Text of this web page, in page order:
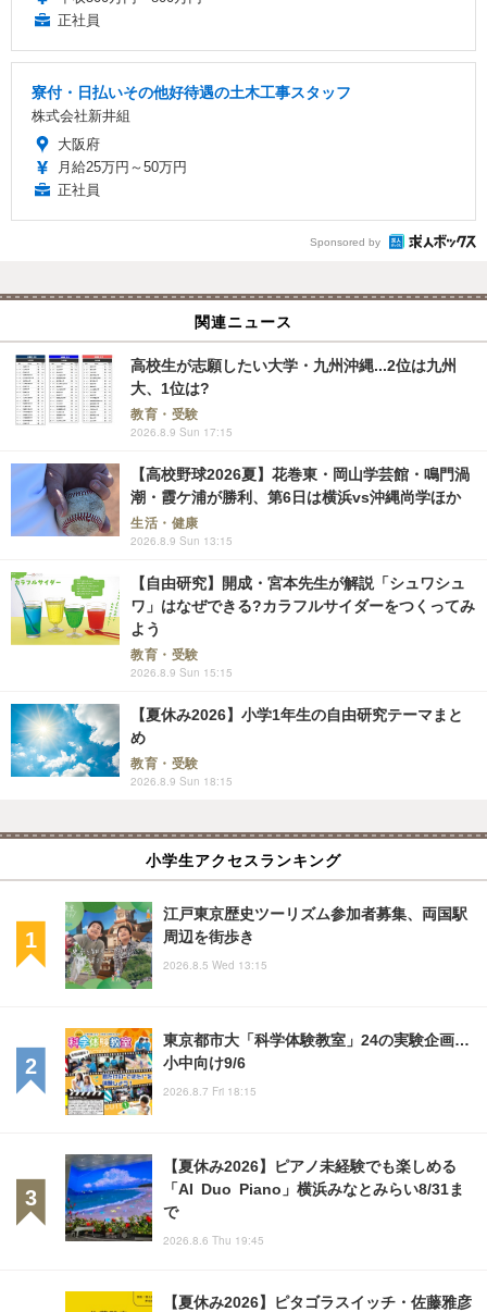
正社員
寮付・日払いその他好待遇の土木工事スタッフ
株式会社新井組
大阪府
月給25万円～50万円
正社員
Sponsored by
関連ニュース
高校生が志願したい大学・九州沖縄...2位は九州
大、1位は?
教育・受験
2026.8.9 Sun 17:15
【高校野球2026夏】花巻東・岡山学芸館・鳴門渦
潮・霞ケ浦が勝利、第6日は横浜vs沖縄尚学ほか
生活・健康
2026.8.9 Sun 13:15
【自由研究】開成・宮本先生が解説「シュワシュ
ワ」はなぜできる?カラフルサイダーをつくってみ
よう
教育・受験
2026.8.9 Sun 15:15
【夏休み2026】小学1年生の自由研究テーマまと
め
教育・受験
2026.8.9 Sun 18:15
小学生アクセスランキング
江戸東京歴史ツーリズム参加者募集、両国駅
周辺を街歩き
2026.8.5 Wed 13:15
東京都市大「科学体験教室」24の実験企画…
小中向け9/6
2026.8.7 Fri 18:15
【夏休み2026】ピアノ未経験でも楽しめる
「AI Duo Piano」横浜みなとみらい8/31ま
で
2026.8.6 Thu 19:45
【夏休み2026】ピタゴラスイッチ・佐藤雅彦